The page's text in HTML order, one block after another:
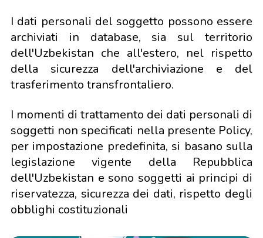
I dati personali del soggetto possono essere
archiviati in database, sia sul territorio
dell'Uzbekistan che all'estero, nel rispetto
della sicurezza dell'archiviazione e del
trasferimento transfrontaliero.
I momenti di trattamento dei dati personali di
soggetti non specificati nella presente Policy,
per impostazione predefinita, si basano sulla
legislazione vigente della Repubblica
dell'Uzbekistan e sono soggetti ai principi di
riservatezza, sicurezza dei dati, rispetto degli
obblighi costituzionali